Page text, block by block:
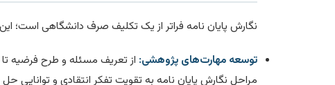
نگارش پایان نامه فراتر از یک تکلیف صرف دانشگاهی است؛
توسعه مهارت‌های پژوهشی: از تعریف مسئله و طرح فرضیه تا
مراحل نگارش پایان نامه به تقویت تفکر انتقادی و